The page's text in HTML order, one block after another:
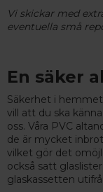
Vi skickar med
eventuella små
En säker
Säkerhet i
vill att du ska
oss. Våra PVC
de är mycket
vilket gör det
också satt
glaskassetten